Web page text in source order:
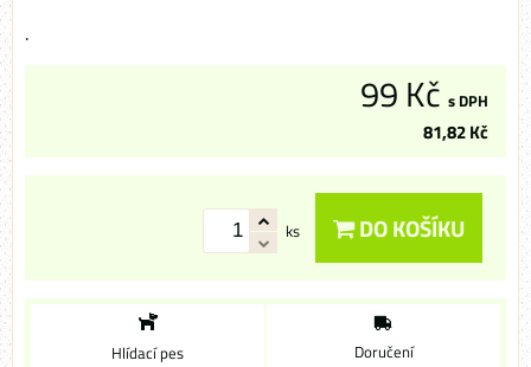
.
99 Kč s DPH
81,82 Kč
ks DO KOŠÍKU
Hlídací pes Doručení